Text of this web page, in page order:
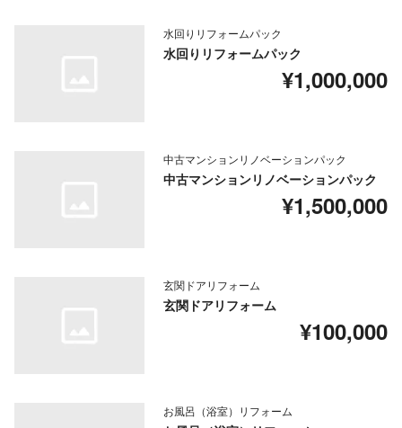
水回りリフォームパック
水回りリフォームパック
¥1,000,000
中古マンションリノベーションパック
中古マンションリノベーションパック
¥1,500,000
玄関ドアリフォーム
玄関ドアリフォーム
¥100,000
お風呂（浴室）リフォーム